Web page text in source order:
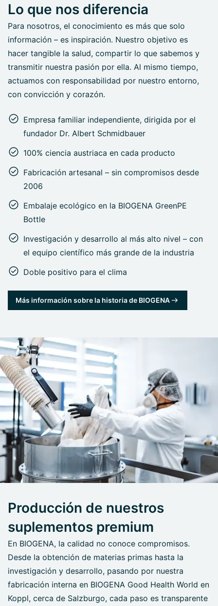
Lo que nos diferencia
Para nosotros, el conocimiento es más que solo
información – es inspiración. Nuestro objetivo es
hacer tangible la salud, compartir lo que sabemos y
transmitir nuestra pasión por ella. Al mismo tiempo,
actuamos con responsabilidad por nuestro entorno,
con convicción y corazón.
Empresa familiar independiente, dirigida por el
fundador Dr. Albert Schmidbauer
100% ciencia austriaca en cada producto
Fabricación artesanal – sin compromisos desde
2006
Embalaje ecológico en la BIOGENA GreenPE
Bottle
Investigación y desarrollo al más alto nivel – con
el equipo científico más grande de la industria
Doble positivo para el clima
Más información sobre la historia de BIOGENA
Producción de nuestros
suplementos premium
En BIOGENA, la calidad no conoce compromisos.
Desde la obtención de materias primas hasta la
investigación y desarrollo, pasando por nuestra
fabricación interna en BIOGENA Good Health World en
Koppl, cerca de Salzburgo, cada paso es transparente